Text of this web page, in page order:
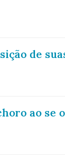
de
ao se